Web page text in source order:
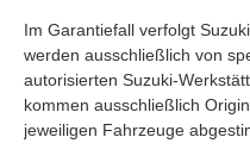
Im Garantiefall verfolgt
werden ausschließlich von
autorisierten Suzuki-
kommen ausschließlich
jeweiligen Fahrzeuge